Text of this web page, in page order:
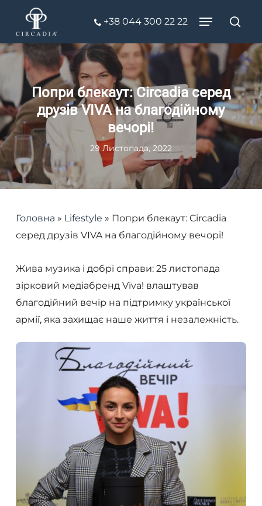
main
content
Menu
+38 044 300 22 22
Попри блекаут: Circadia серед
друзів VIVA на благодійному
вечорі!
29 Листопада, 2022
Головна » Lifestyle » Попри блекаут: Circadia
серед друзів VIVA на благодійному вечорі!
Жива музика і добрі справи: 25 листопада
зірковий медіабренд Viva! влаштував
благодійний вечір на підтримку української
армії, яка захищає наше життя і незалежність.
Menu